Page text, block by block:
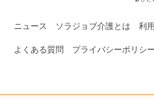
ニュース ソラジョブ介護とは 利
よくある質問 プライバシーポリシー